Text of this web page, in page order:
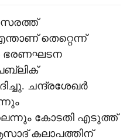
തെറ്റെന്ന്
ഭരണഘടന
ചന്ദ്രശേഖര്‍
കോടതി എടുത്ത്
കലാപത്തിന്